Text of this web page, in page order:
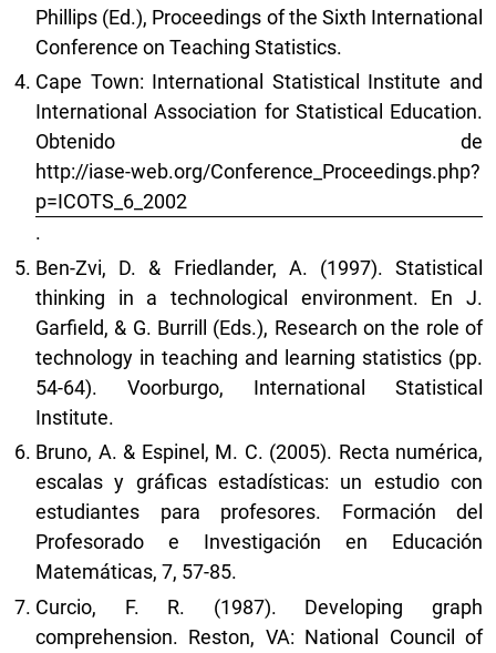
Phillips (Ed.), Proceedings of the Sixth International
Conference on Teaching Statistics.
Cape Town: International Statistical Institute and
International Association for Statistical Education.
Obtenido de
http://iase-web.org/Conference_Proceedings.php?
p=ICOTS_6_2002
.
Ben-Zvi, D. & Friedlander, A. (1997). Statistical
thinking in a technological environment. En J.
Garfield, & G. Burrill (Eds.), Research on the role of
technology in teaching and learning statistics (pp.
54-64). Voorburgo, International Statistical
Institute.
Bruno, A. & Espinel, M. C. (2005). Recta numérica,
escalas y gráficas estadísticas: un estudio con
estudiantes para profesores. Formación del
Profesorado e Investigación en Educación
Matemáticas, 7, 57-85.
Curcio, F. R. (1987). Developing graph
comprehension. Reston, VA: National Council of